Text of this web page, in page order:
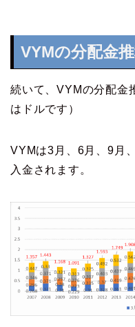
VYMの分配金
続いて、VYMの分配金
はドルです）
VYMは3月、6月、9月
入金されます。